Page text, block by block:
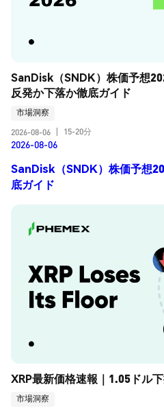
SanDisk（SNDK）株価予想
反発か下落か徹底ガイド
市場洞察
2026-08-06
15-20分
2026-08-06
SanDisk（SNDK）株価予想
底ガイド
XRP最新価格速報｜1.05ドル
市場洞察